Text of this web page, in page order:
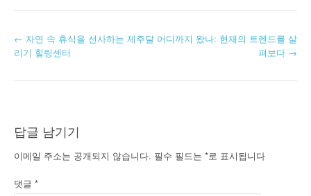
글
이
션
← 자연 속 휴식을 선사하는 제주달
리기 힐링센터
어디까지 왔나: 현재의 트렌드를 살
펴보다 →
답글 남기기
이메일 주소는 공개되지 않습니다. 필수 필드는 *로 표시됩니다
댓글 *